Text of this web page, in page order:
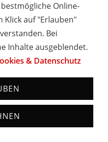
Die Katholische
Peter in den Ketten)
Sie ist als eine der
ist der große
Hörenswert ist die
befindet sich in
das Langhaus der
Online-
Klick auf "Erlauben"
Bei
Inhalte ausgeblendet.
& Datenschutz